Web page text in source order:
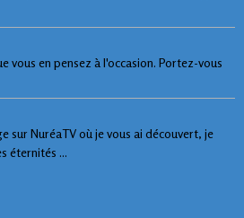
vous en pensez à l'occasion. Portez-vous
sur NuréaTV où je vous ai découvert, je
éternités ...